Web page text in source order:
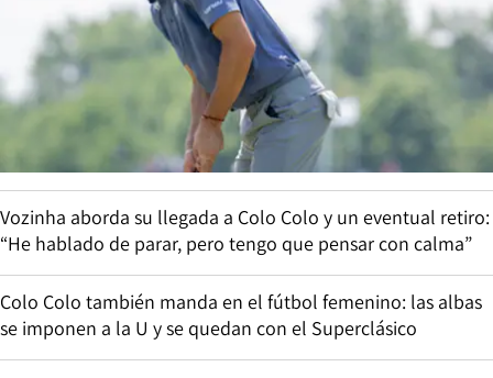
Vozinha aborda su llegada a Colo Colo y un eventual retiro:
“He hablado de parar, pero tengo que pensar con calma”
Colo Colo también manda en el fútbol femenino: las albas
se imponen a la U y se quedan con el Superclásico